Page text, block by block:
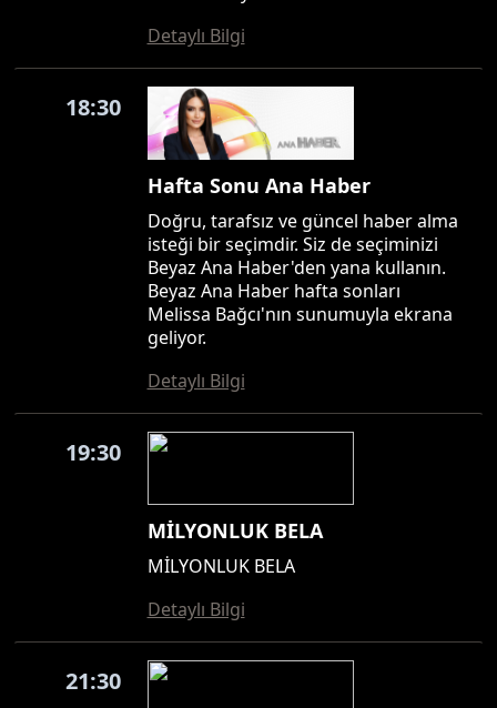
Detaylı Bilgi
18:30
Hafta Sonu Ana Haber
Doğru, tarafsız ve güncel haber alma
isteği bir seçimdir. Siz de seçiminizi
Beyaz Ana Haber'den yana kullanın.
Beyaz Ana Haber hafta sonları
Melissa Bağcı'nın sunumuyla ekrana
geliyor.
Detaylı Bilgi
19:30
MİLYONLUK BELA
MİLYONLUK BELA
Detaylı Bilgi
21:30